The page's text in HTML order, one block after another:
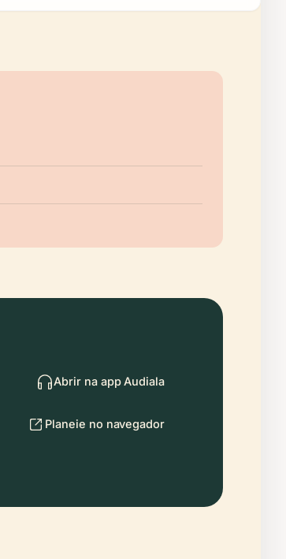
Abrir na app Audiala
Planeie no navegador